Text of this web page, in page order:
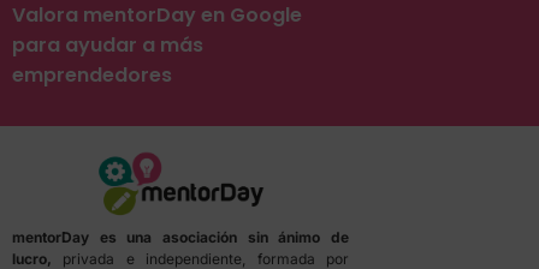
Valora mentorDay en Google
para ayudar a más
emprendedores
mentorDay es una asociación sin ánimo de
lucro, privada e independiente, formada por